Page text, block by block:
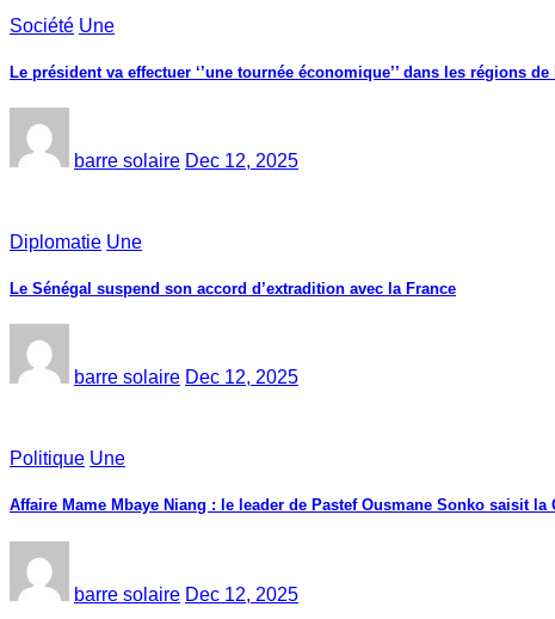
Société Une
Le président va effectuer ‘’une tournée économique’’ dans les régions
barre solaire Dec 12, 2025
Diplomatie Une
Le Sénégal suspend son accord d’extradition avec la France
barre solaire Dec 12, 2025
Politique Une
Affaire Mame Mbaye Niang : le leader de Pastef Ousmane Sonko saisit la
barre solaire Dec 12, 2025